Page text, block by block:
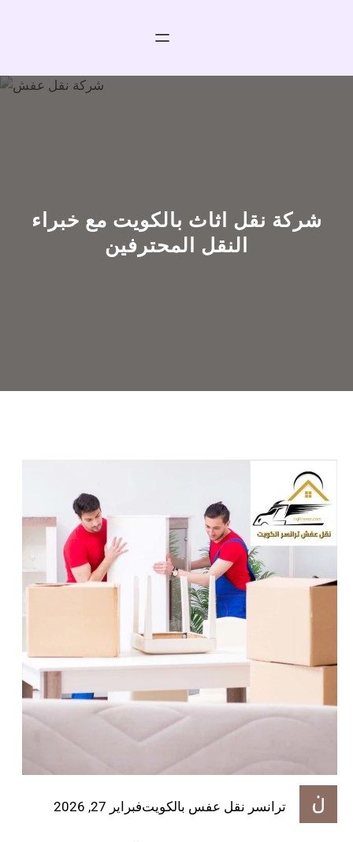
شركة نقل اثاث بالكويت مع خبراء
النقل المحترفين
ترانسر نقل عفس بالكويتفبراير 27, 2026